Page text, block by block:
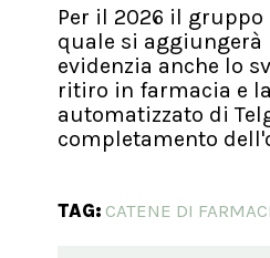
Per il 2026 il
quale si aggiungerà
evidenzia anche lo
ritiro in farmacia e
automatizzato di
completamento
TAG: CATENE DI